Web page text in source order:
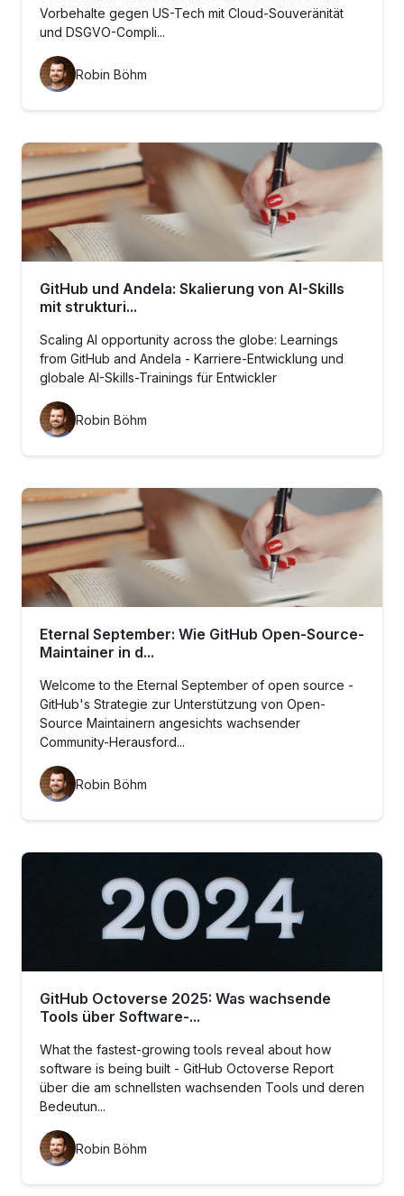
Vorbehalte gegen US-Tech mit Cloud-Souveränität
und DSGVO-Compli...
Robin Böhm
GitHub und Andela: Skalierung von AI-Skills
mit strukturi...
Scaling AI opportunity across the globe: Learnings
from GitHub and Andela - Karriere-Entwicklung und
globale AI-Skills-Trainings für Entwickler
Robin Böhm
Eternal September: Wie GitHub Open-Source-
Maintainer in d...
Welcome to the Eternal September of open source -
GitHub's Strategie zur Unterstützung von Open-
Source Maintainern angesichts wachsender
Community-Herausford...
Robin Böhm
GitHub Octoverse 2025: Was wachsende
Tools über Software-...
What the fastest-growing tools reveal about how
software is being built - GitHub Octoverse Report
über die am schnellsten wachsenden Tools und deren
Bedeutun...
Robin Böhm